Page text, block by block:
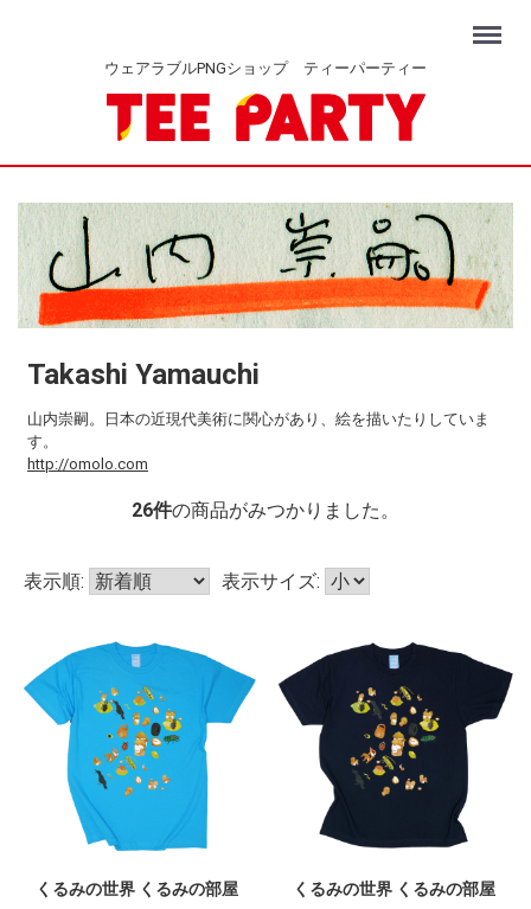
ウェアラブルPNGショップ ティーパーティー
Menu
Takashi Yamauchi
山内崇嗣。日本の近現代美術に関心があり、絵を描いたりしていま
す。
http://omolo.com
26件の商品がみつかりました。
表示順: 表示サイズ:
くるみの世界 くるみの部屋 くるみの世界 くるみの部屋